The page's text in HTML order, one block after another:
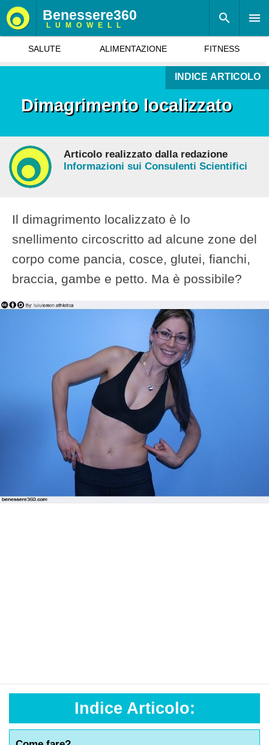
Dimagrimento localizzato
Articolo realizzato dalla redazione
Informazioni sui Consulenti Scientifici
Il dimagrimento localizzato è lo
snellimento circoscritto ad alcune zone del
corpo come pancia, cosce, glutei, fianchi,
braccia, gambe e petto. Ma è possibile?
Indice Articolo:
INDICE ARTICOLO
Benessere360
LUMOWELL
SALUTE ALIMENTAZIONE FITNESS